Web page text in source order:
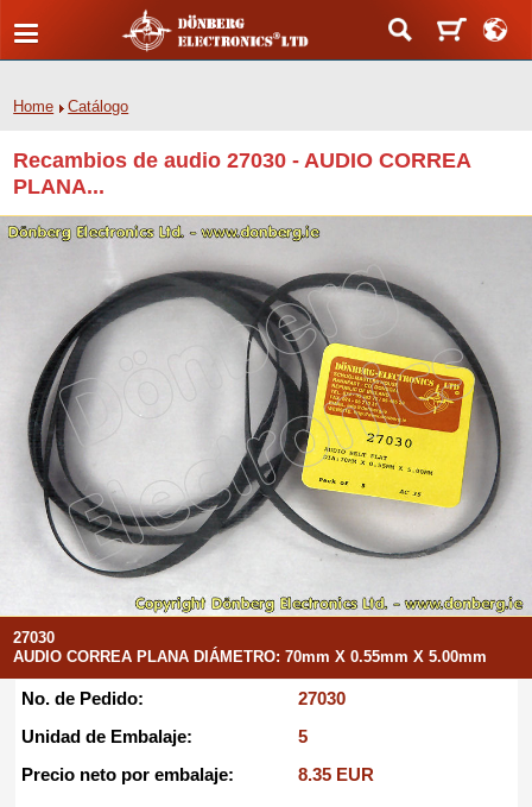
Home Catálogo
Recambios de audio 27030 - AUDIO CORREA
PLANA...
27030
AUDIO CORREA PLANA DIÁMETRO: 70mm X 0.55mm X 5.00mm
No. de Pedido:
27030
Unidad de Embalaje:
5
Precio neto por embalaje:
8.35 EUR